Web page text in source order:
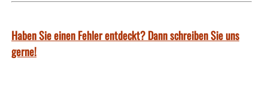
Haben Sie einen Fehler entdeckt? Dann schreiben Sie uns
gerne!